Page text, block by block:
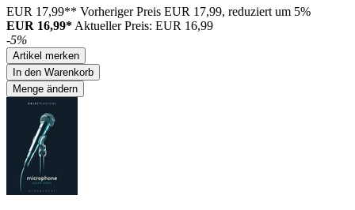
EUR 17,99** Vorheriger Preis EUR 17,99, reduziert um 5%
EUR 16,99* Aktueller Preis: EUR 16,99
-5%
Artikel merken
In den Warenkorb
Menge ändern